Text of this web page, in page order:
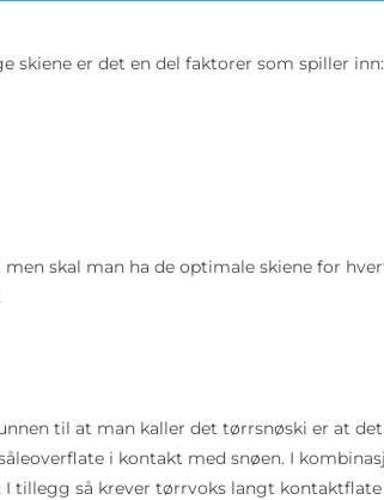
skiene er det en del faktorer som spiller inn:
skal man ha de optimale skiene for
til at man kaller det tørrsnøski er at
i kontakt med snøen. I
tillegg så krever tørrvoks langt